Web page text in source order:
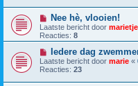
Nee hè, vlooien!
Laatste bericht door marietje
Reacties: 8
Iedere dag
Laatste bericht door marie «
Reacties: 23